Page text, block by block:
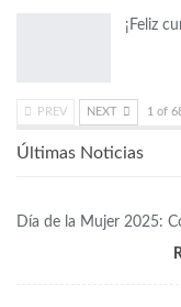
¡Feliz
PREV NEXT 1 of
Últimas Noticias
Día de la Mujer 2025: